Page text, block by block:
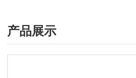
产品展示